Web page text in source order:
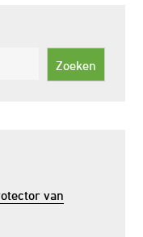
Zoeken
van